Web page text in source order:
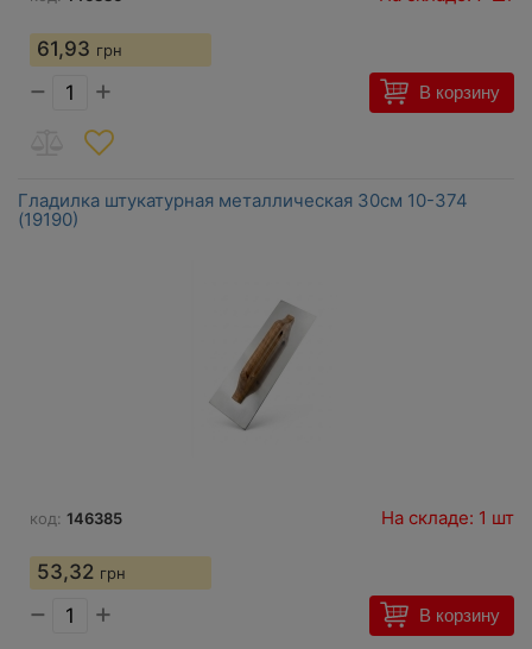
61,93 грн
− + В корзину
Гладилка штукатурная металлическая 30см 10-374
(19190)
код: 146385 На складе: 1 шт
53,32 грн
− + В корзину